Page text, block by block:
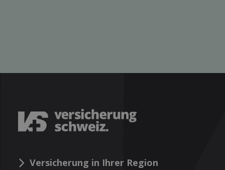
Versicherung in Ihrer Region